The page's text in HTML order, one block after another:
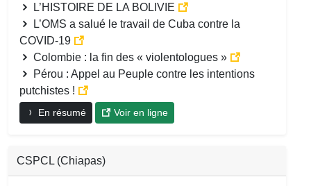
L’HISTOIRE DE LA BOLIVIE
L’OMS a salué le travail de Cuba contre la
COVID-19
Colombie : la fin des « violentologues »
Pérou : Appel au Peuple contre les intentions
putchistes !
En résumé Voir en ligne
CSPCL (Chiapas)